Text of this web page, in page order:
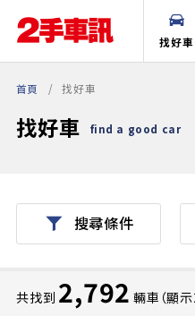
找好車
首頁 找好車
找好車 find a good car
搜尋條件
共找到 2,792 輛車（顯